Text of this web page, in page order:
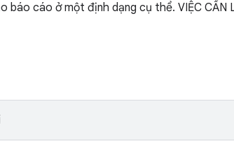
báo cáo ở một định dạng cụ thể. VIỆC CẦN